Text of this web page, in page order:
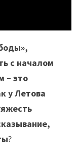
с началом
– это
у Летова
?